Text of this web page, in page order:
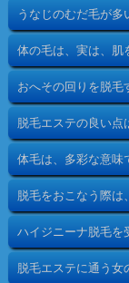
うなじのむだ毛が多
体の毛は、実は、肌
おへその回りを脱毛
脱毛エステの良い点
体毛は、多彩な意味
脱毛をおこなう際は
ハイジニーナ脱毛を
脱毛エステに通う女